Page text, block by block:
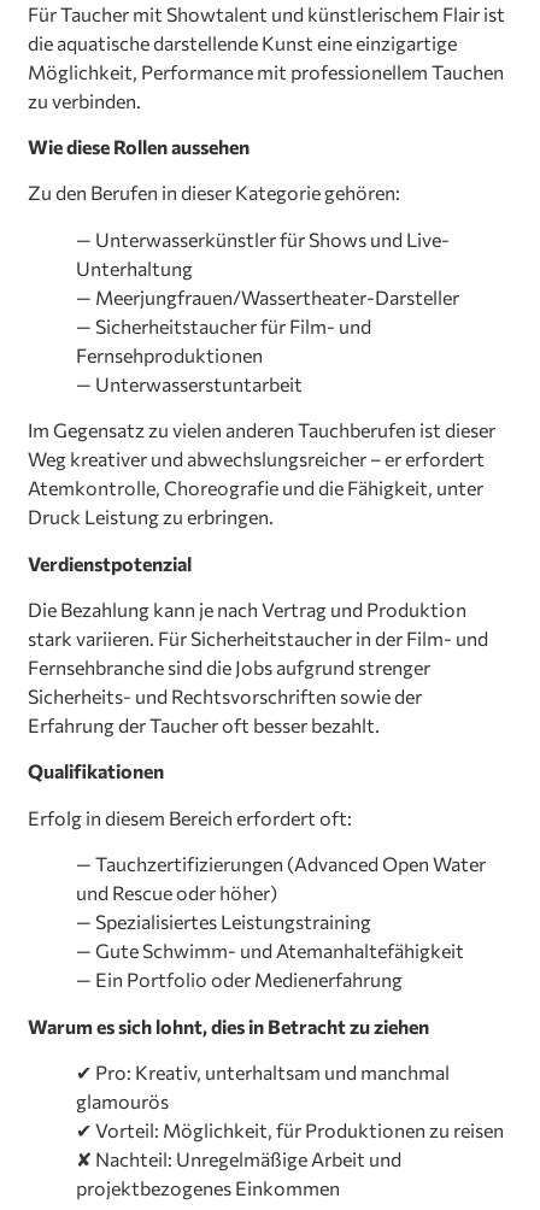
Für Taucher mit Showtalent und künstlerischem Flair ist
die aquatische darstellende Kunst eine einzigartige
Möglichkeit, Performance mit professionellem Tauchen
zu verbinden.
Wie diese Rollen aussehen
Zu den Berufen in dieser Kategorie gehören:
— Unterwasserkünstler für Shows und Live-
Unterhaltung
— Meerjungfrauen/Wassertheater-Darsteller
— Sicherheitstaucher für Film- und
Fernsehproduktionen
— Unterwasserstuntarbeit
Im Gegensatz zu vielen anderen Tauchberufen ist dieser
Weg kreativer und abwechslungsreicher – er erfordert
Atemkontrolle, Choreografie und die Fähigkeit, unter
Druck Leistung zu erbringen.
Verdienstpotenzial
Die Bezahlung kann je nach Vertrag und Produktion
stark variieren. Für Sicherheitstaucher in der Film- und
Fernsehbranche sind die Jobs aufgrund strenger
Sicherheits- und Rechtsvorschriften sowie der
Erfahrung der Taucher oft besser bezahlt.
Qualifikationen
Erfolg in diesem Bereich erfordert oft:
— Tauchzertifizierungen (Advanced Open Water
und Rescue oder höher)
— Spezialisiertes Leistungstraining
— Gute Schwimm- und Atemanhaltefähigkeit
— Ein Portfolio oder Medienerfahrung
Warum es sich lohnt, dies in Betracht zu ziehen
✔ Pro: Kreativ, unterhaltsam und manchmal
glamourös
✔ Vorteil: Möglichkeit, für Produktionen zu reisen
✘ Nachteil: Unregelmäßige Arbeit und
projektbezogenes Einkommen